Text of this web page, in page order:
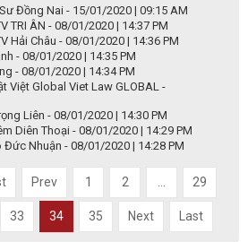
Đồng Nai - 15/01/2020 | 09:15 AM
TRI ÂN - 08/01/2020 | 14:37 PM
Hải Châu - 08/01/2020 | 14:36 PM
- 08/01/2020 | 14:35 PM
- 08/01/2020 | 14:34 PM
Việt Global Viet Law GLOBAL -
Liên - 08/01/2020 | 14:30 PM
Diên Thoại - 08/01/2020 | 14:29 PM
Nhuận - 08/01/2020 | 14:28 PM
Prev 1 2 29
33 34 35 Next Last